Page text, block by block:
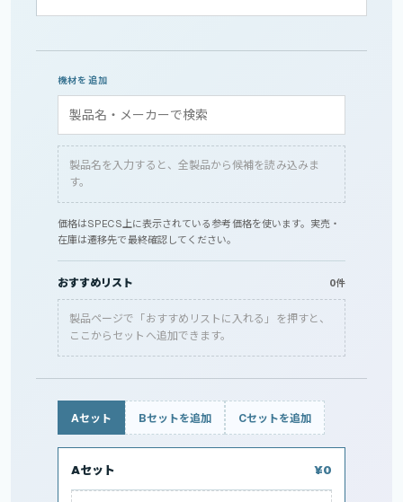
機材を追加
製品名を入力すると、全製品から候補を読み込みま
す。
価格はSPECS上に表示されている参考価格を使います。実売・
在庫は遷移先で最終確認してください。
おすすめリスト 0件
製品ページで「おすすめリストに入れる」を押すと、
ここからセットへ追加できます。
Aセット Bセットを追加 Cセットを追加
Aセット ¥0